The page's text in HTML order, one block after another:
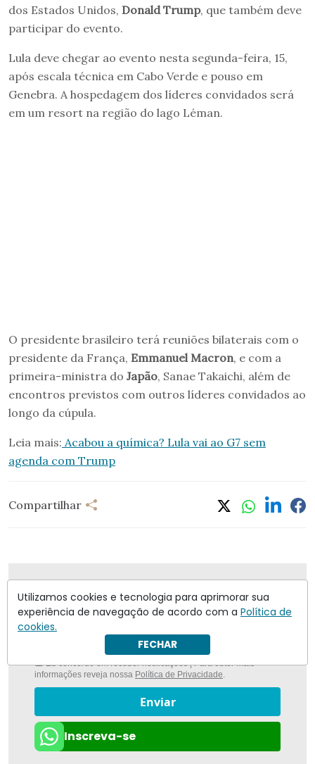
dos Estados Unidos, Donald Trump, que também deve
participar do evento.
Lula deve chegar ao evento nesta segunda-feira, 15,
após escala técnica em Cabo Verde e pouso em
Genebra. A hospedagem dos líderes convidados será
em um resort na região do lago Léman.
O presidente brasileiro terá reuniões bilaterais com o
presidente da França, Emmanuel Macron, e com a
primeira-ministra do Japão, Sanae Takaichi, além de
encontros previstos com outros líderes convidados ao
longo da cúpula.
Leia mais: Acabou a química? Lula vai ao G7 sem
agenda com Trump
Compartilhar
Antagonista
Eu concordo em receber notificações | Para obter mais
informações reveja nossa Política de Privacidade.
Enviar
Inscreva-se
Utilizamos cookies e tecnologia para aprimorar sua
experiência de navegação de acordo com a Política de
cookies.
FECHAR